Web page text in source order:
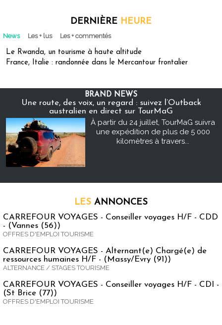
DERNIÈRE HEURE
News Les + lus Les + commentés
Le Rwanda, un tourisme à haute altitude
France, Italie : randonnée dans le Mercantour frontalier
BRAND NEWS
Une route, des voix, un regard : suivez l’Outback
australien en direct sur TourMaG
À partir du 24 juillet, TourMaG suivra
une expédition de plus de 5 000
kilomètres à travers...
LES ANNONCES
CARREFOUR VOYAGES - Conseiller voyages H/F - CDD
- (Vannes (56))
OFFRES D'EMPLOI TOURISME
CARREFOUR VOYAGES - Alternant(e) Chargé(e) de
ressources humaines H/F - (Massy/Evry (91))
ALTERNANCE / STAGES TOURISME
CARREFOUR VOYAGES - Conseiller voyages H/F - CDI -
(St Brice (77))
OFFRES D'EMPLOI TOURISME